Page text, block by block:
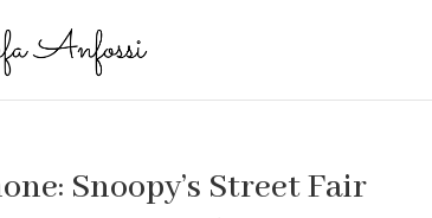
Snoopy’s Street Fair